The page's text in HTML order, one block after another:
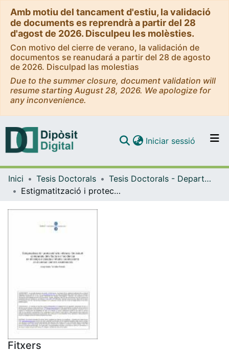
Amb motiu del tancament d'estiu, la validació
de documents es reprendrà a partir del 28
d'agost de 2026. Disculpeu les molèsties.
Con motivo del cierre de verano, la validación de
documentos se reanudará a partir del 28 de agosto
de 2026. Disculpad las molestias
Due to the summer closure, document validation will
resume starting August 28, 2026. We apologize for
any inconvenience.
Navega per tot el DD
Iniciar sessió (current)
Inici Tesis Doctorals
Tesis Doctorals - Departament - Teoria Sociològica, Filosofia del Dret i Metodologia de les Ciencies Socials
Estigmatització i protecció a la infància: Un estudi comparatiu dels factors d'incidència en el temps d'estada d'infants i adolescents en diversos centres residencials
Fitxers